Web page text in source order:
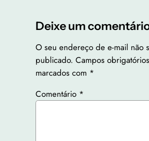
Deixe um
O seu endereço de e-mail não
publicado. Campos
marcados com *
Comentário *